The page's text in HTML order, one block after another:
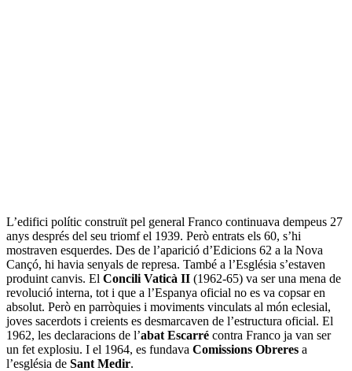
L’edifici polític construït pel general Franco continuava dempeus 27
anys després del seu triomf el 1939. Però entrats els 60, s’hi
mostraven esquerdes. Des de l’aparició d’Edicions 62 a la Nova
Cançó, hi havia senyals de represa. També a l’Església s’estaven
produint canvis. El Concili Vaticà II (1962-65) va ser una mena de
revolució interna, tot i que a l’Espanya oficial no es va copsar en
absolut. Però en parròquies i moviments vinculats al món eclesial,
joves sacerdots i creients es desmarcaven de l’estructura oficial. El
1962, les declaracions de l’abat Escarré contra Franco ja van ser
un fet explosiu. I el 1964, es fundava Comissions Obreres a
l’església de Sant Medir.